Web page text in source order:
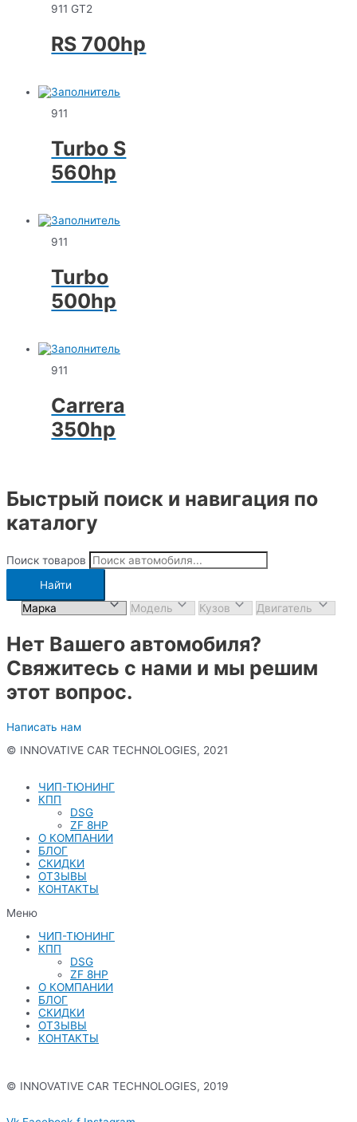
911 GT2
RS 700hp
911
Turbo S
560hp
911
Turbo
500hp
911
Carrera
350hp
Быстрый поиск и навигация по
каталогу
Поиск товаров
Найти
Нет Вашего автомобиля?
Свяжитесь с нами и мы решим
этот вопрос.
Написать нам
© INNOVATIVE CAR TECHNOLOGIES, 2021
ЧИП-ТЮНИНГ
КПП
DSG
ZF 8HP
О КОМПАНИИ
БЛОГ
СКИДКИ
ОТЗЫВЫ
КОНТАКТЫ
Меню
ЧИП-ТЮНИНГ
КПП
DSG
ZF 8HP
О КОМПАНИИ
БЛОГ
СКИДКИ
ОТЗЫВЫ
КОНТАКТЫ
© INNOVATIVE CAR TECHNOLOGIES, 2019